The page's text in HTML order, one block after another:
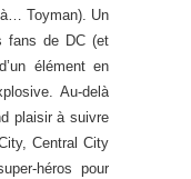
Toyman). Un
fans de DC (et
élément en
Au-delà
plaisir à suivre
Central City
héros pour